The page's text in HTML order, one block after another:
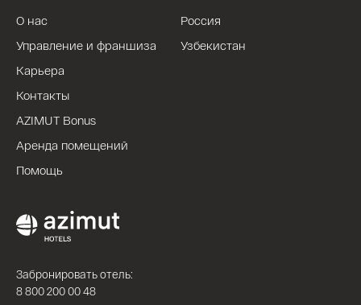
О нас
Управление и франшиза
Карьера
Контакты
AZIMUT Bonus
Аренда помещений
Помощь
Россия
Узбекистан
Забронировать отель:
8 800 200 00 48